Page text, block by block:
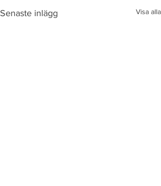
Senaste inlägg Visa alla